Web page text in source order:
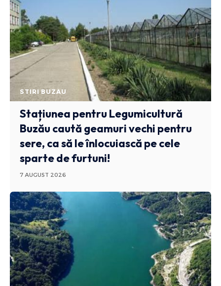
STIRI BUZAU
Stațiunea pentru Legumicultură
Buzău caută geamuri vechi pentru
sere, ca să le înlocuiască pe cele
sparte de furtuni!
7 AUGUST 2026